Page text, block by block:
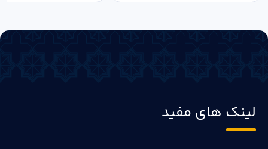
لینک های مفید